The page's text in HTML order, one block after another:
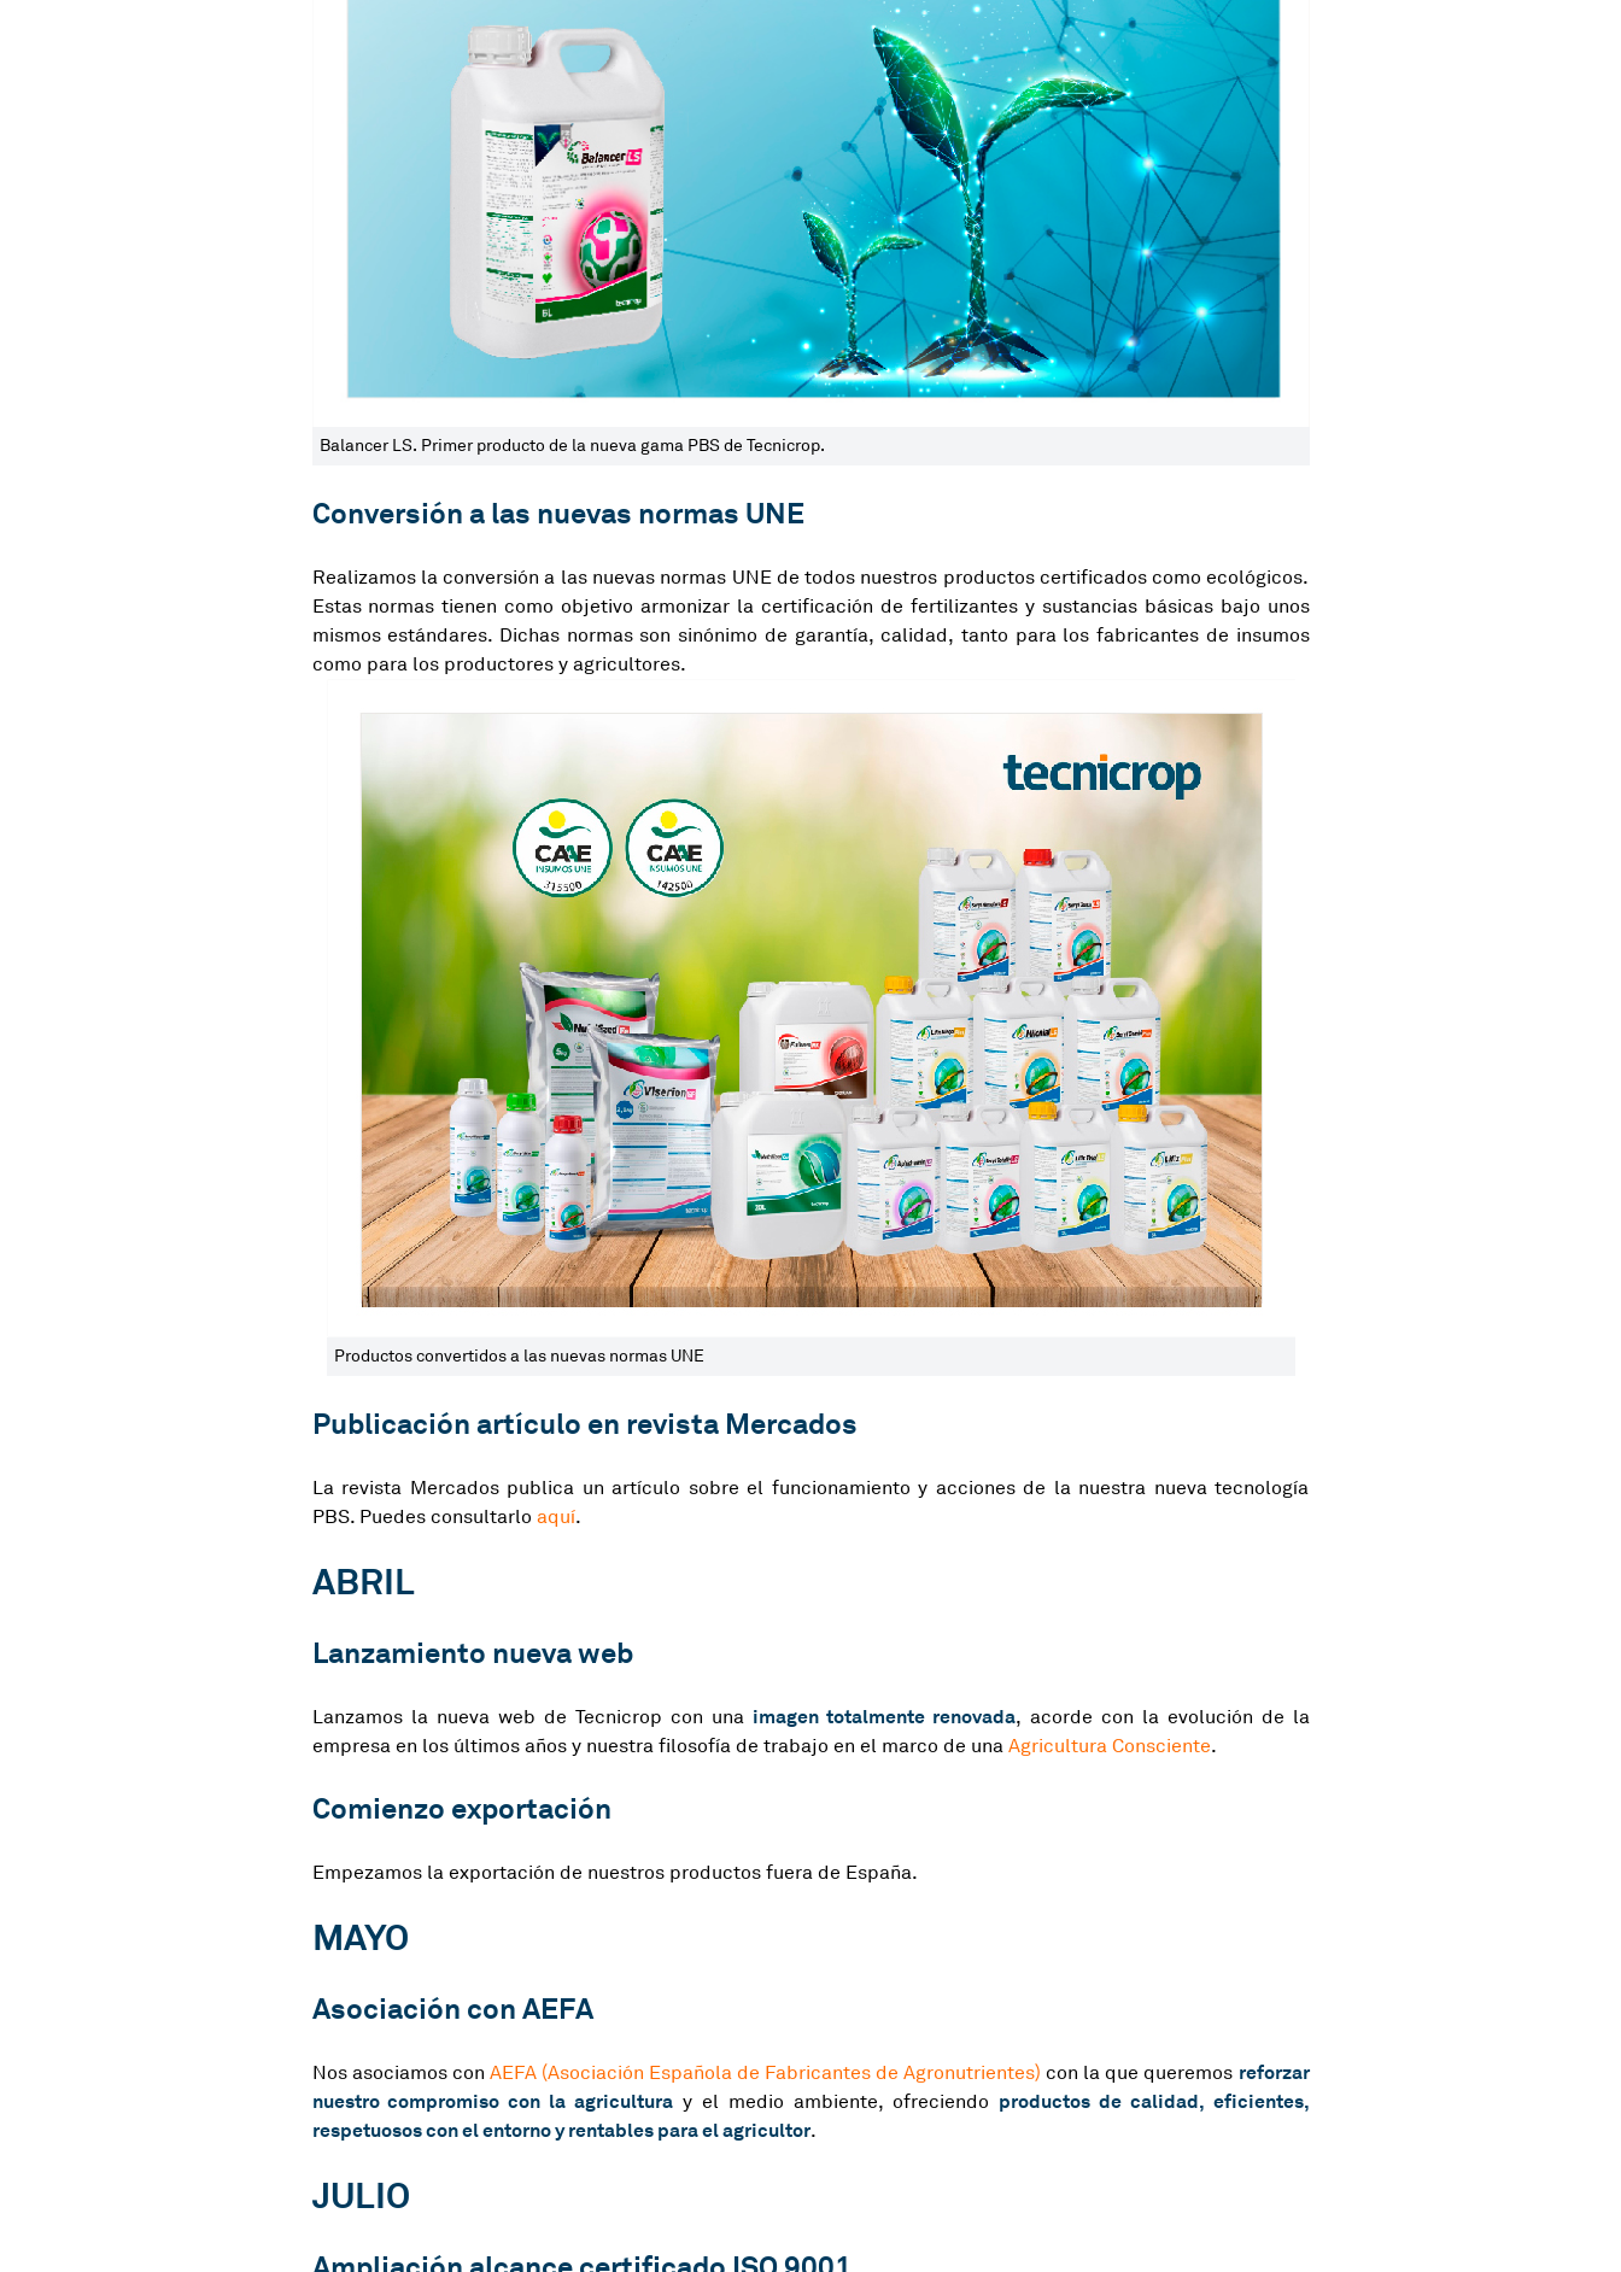
Balancer LS. Primer producto de la nueva gama PBS de Tecnicrop.
Conversión a las nuevas normas UNE
Realizamos la conversión a las nuevas normas UNE de todos nuestros productos certificados como ecológicos.
Estas normas tienen como objetivo armonizar la certificación de fertilizantes y sustancias básicas bajo unos
mismos estándares. Dichas normas son sinónimo de garantía, calidad, tanto para los fabricantes de insumos
como para los productores y agricultores.
Productos convertidos a las nuevas normas UNE
Publicación artículo en revista Mercados
La revista Mercados publica un artículo sobre el funcionamiento y acciones de la nuestra nueva tecnología
PBS. Puedes consultarlo aquí.
ABRIL
Lanzamiento nueva web
Lanzamos la nueva web de Tecnicrop con una imagen totalmente renovada, acorde con la evolución de la
empresa en los últimos años y nuestra filosofía de trabajo en el marco de una Agricultura Consciente.
Comienzo exportación
Empezamos la exportación de nuestros productos fuera de España.
MAYO
Asociación con AEFA
Nos asociamos con AEFA (Asociación Española de Fabricantes de Agronutrientes) con la que queremos reforzar
nuestro compromiso con la agricultura y el medio ambiente, ofreciendo productos de calidad, eficientes,
respetuosos con el entorno y rentables para el agricultor.
JULIO